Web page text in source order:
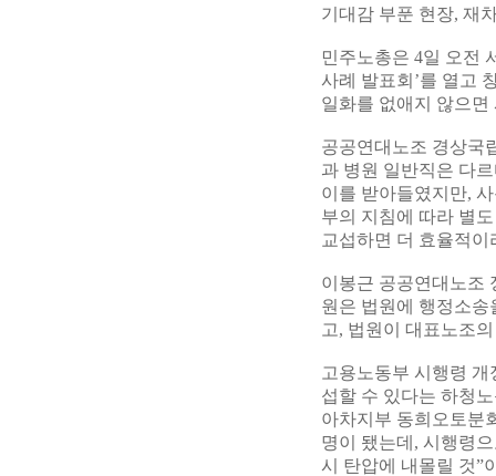
기대감 부푼 현장, 재
민주노총은 4일 오전
사례 발표회’를 열고
일화를 없애지 않으
공공연대노조 경상국
과 병원 일반직은 다
이를 받아들였지만,
부의 지침에 따라 별
교섭하면 더 효율적
이봉근 공공연대노조
원은 법원에 행정소송
고, 법원이 대표노조
고용노동부 시행령
섭할 수 있다는 하청
아차지부 동희오토분
명이 됐는데, 시행령
시 탄압에 내몰릴 것”